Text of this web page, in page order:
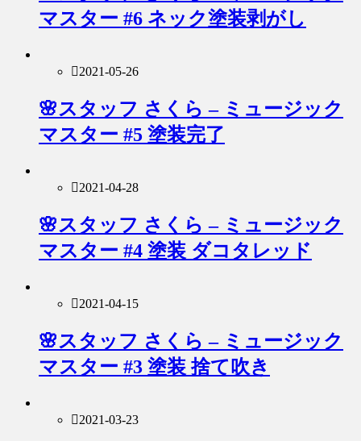
マスター #6 ネック塗装剥がし
2021-05-26
🌸スタッフ さくら – ミュージック
マスター #5 塗装完了
2021-04-28
🌸スタッフ さくら – ミュージック
マスター #4 塗装 ダコタレッド
2021-04-15
🌸スタッフ さくら – ミュージック
マスター #3 塗装 捨て吹き
2021-03-23